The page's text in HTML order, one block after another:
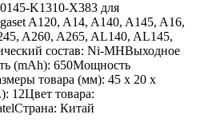
K1310-X383 для
A120, A14, A140, A145, A16,
A260, A265, AL140, AL145,
состав: Ni-MHВыходное
(mAh): 650Мощность
товара (мм): 45 x 20 x
12Цвет товара:
Китай